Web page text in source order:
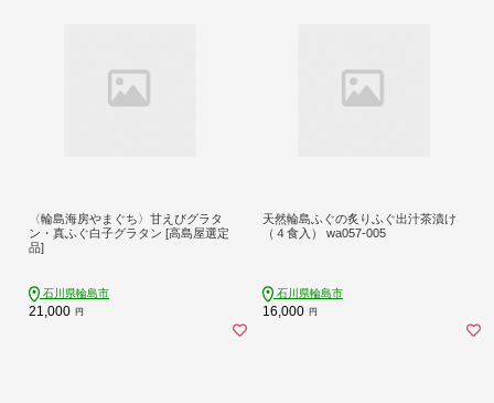
〈輪島海房やまぐち〉甘えびグラタ
ン・真ふぐ白子グラタン [高島屋選定
品]
石川県輪島市
21,000 円
天然輪島ふぐの炙りふぐ出汁茶漬け
（４食入） wa057-005
石川県輪島市
16,000 円